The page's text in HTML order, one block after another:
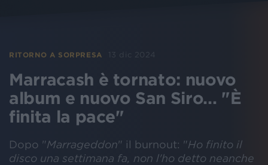
RITORNO A SORPRESA 13 dic 2024
Marracash è tornato: nuovo
album e nuovo San Siro... "È
finita la pace"
Dopo "Marrageddon" il burnout: "Ho finito il
disco una settimana fa, non l'ho detto neanche